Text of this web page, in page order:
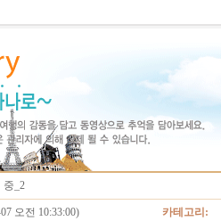
중_2
오전 10:33:00) 카테고리: